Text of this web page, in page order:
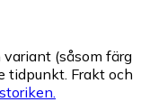
(såsom färg
tidpunkt. Frakt och